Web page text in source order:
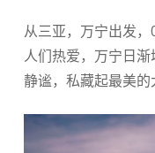
从三亚，万宁出发
人们热爱，万宁日
静谧，私藏起最美的